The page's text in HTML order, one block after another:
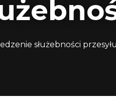
służebności przesyłu